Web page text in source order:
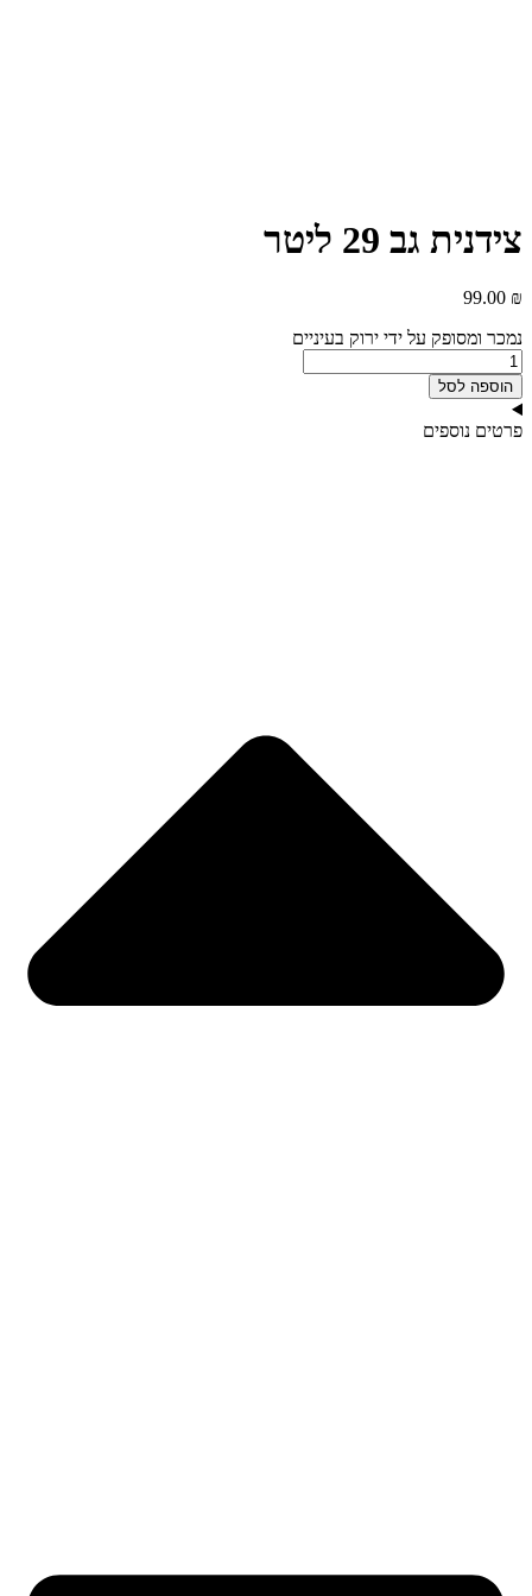
צידנית גב 29 ליטר
99.00 ₪
נמכר ומסופק על ידי ירוק בעיניים
כמות
של
צידנית
גב
29
הוספה לסל
פרטים נוספים